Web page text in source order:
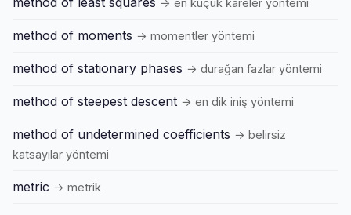
→ en küçük kareler yöntemi
method of moments → momentler yöntemi
method of stationary phases → durağan fazlar yöntemi
method of steepest descent → en dik iniş yöntemi
method of undetermined coefficients → belirsiz
katsayılar yöntemi
metric → metrik